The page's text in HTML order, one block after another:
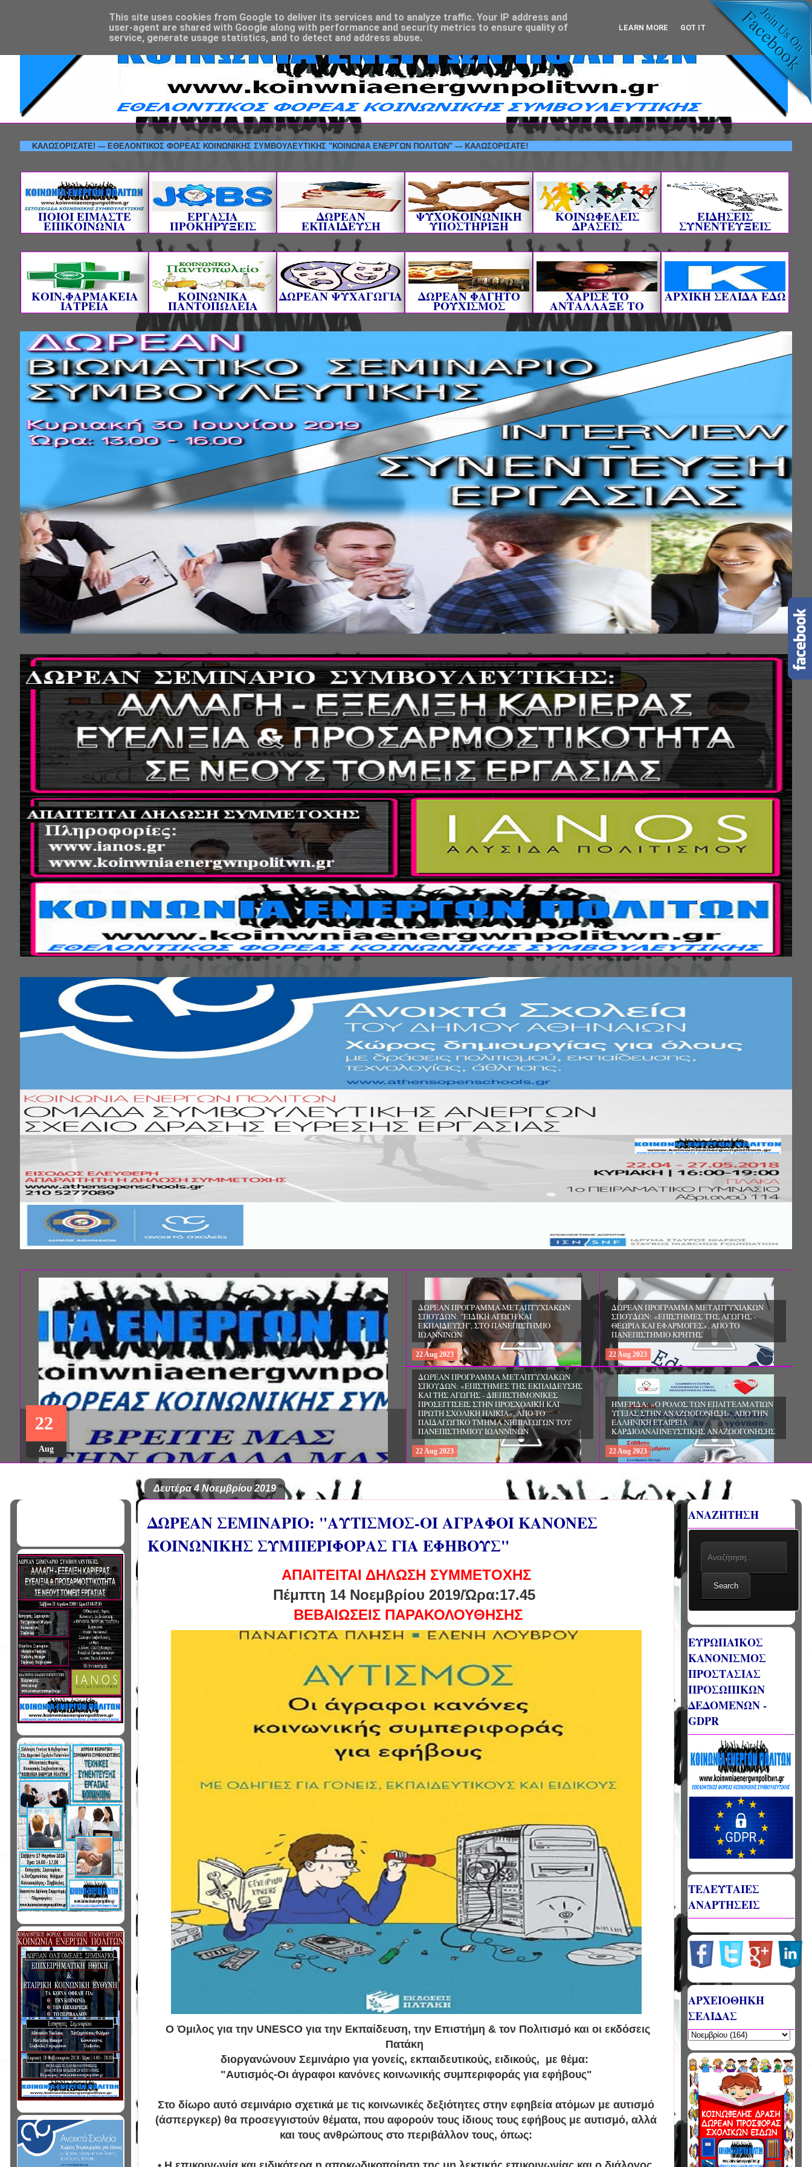
ΚΑΛΩΣΟΡΙΣΑΤΕ! --- ΕΘΕΛΟΝΤΙΚΟΣ ΦΟΡΕΑΣ ΚΟΙΝΩΝΙΚΗΣ ΣΥΜΒΟΥΛΕΥΤΙΚΗΣ "ΚΟΙΝΩΝΙΑ ΕΝΕΡΓΩΝ ΠΟΛΙΤΩΝ" --- ΚΑΛΩΣΟΡΙΣΑΤΕ!
ΠΟΙΟΙ ΕΙΜΑΣΤΕ
ΕΠΙΚΟΙΝΩΝΙΑ
ΕΡΓΑΣΙΑ
ΠΡΟΚΗΡΥΞΕΙΣ
ΔΩΡΕΑΝ
ΕΚΠΑΙΔΕΥΣΗ
ΨΥΧΟΚΟΙΝΩΝΙΚΗ
ΥΠΟΣΤΗΡΙΞΗ
ΚΟΙΝΩΦΕΛΕΙΣ
ΔΡΑΣΕΙΣ
ΕΙΔΗΣΕΙΣ
ΣΥΝΕΝΤΕΥΞΕΙΣ
ΚΟΙΝ.ΦΑΡΜΑΚΕΙΑ
ΙΑΤΡΕΙΑ
ΚΟΙΝΩΝΙΚΑ
ΠΑΝΤΟΠΩΛΕΙΑ
ΔΩΡΕΑΝ ΨΥΧΑΓΩΓΙΑ ΔΩΡΕΑΝ ΦΑΓΗΤΟ
ΡΟΥΧΙΣΜΟΣ
ΧΑΡΙΣΕ ΤΟ
ΑΝΤΑΛΛΑΞΕ ΤΟ
AΡΧΙΚΗ ΣΕΛΙΔΑ ΕΔΩ
ΣΠΟΥΔΩΝ: "ΕΙΔΙΚΗ ΑΓΩΓΗ ΚΑΙ ΕΚΠΑΙΔΕΥΣΗ",
ΣΤΟ ΠΑΝΕΠΙΣΤΗΜΙΟ ΙΩΑΝΝΙΝΩΝ
22
Aug
ΔΩΡΕΑΝ ΠΡΟΓΡΑΜΜΑ ΜΕΤΑΠΤΥΧΙΑΚΩΝ
ΣΠΟΥΔΩΝ: «ΕΠΙΣΤΗΜΕΣ ΤΗΣ ΑΓΩΓΗΣ -
ΘΕΩΡΙΑ ΚΑΙ ΕΦΑΡΜΟΓΕΣ», ΑΠΟ ΤΟ
ΠΑΝΕΠΙΣΤΗΜΙΟ ΚΡΗΤΗΣ
22Aug 2023
ΔΩΡΕΑΝ ΠΡΟΓΡΑΜΜΑ ΜΕΤΑΠΤΥΧΙΑΚΩΝ
ΣΠΟΥΔΩΝ: «ΕΠΙΣΤΗΜΕΣ ΤΗΣ ΕΚΠΑΙΔΕΥΣΗΣ
ΚΑΙ ΤΗΣ ΑΓΩΓΗΣ - ΔΙΕΠΙΣΤΗΜΟΝΙΚΕΣ
ΠΡΟΣΕΓΓΙΣΕΙΣ ΣΤΗΝ ΠΡΟΣΧΟΛΙΚΗ ΚΑΙ
ΠΡΩΤΗ ΣΧΟΛΙΚΗ ΗΛΙΚΙΑ», ΑΠΟ ΤΟ
ΠΑΙΔΑΓΩΓΙΚΟ ΤΜΗΜΑ ΝΗΠΙΑΓΩΓΩΝ ΤΟΥ
ΠΑΝΕΠΙΣΤΗΜΙΟΥ ΙΩΑΝΝΙΝΩΝ
22Aug 2023
ΗΜΕΡΙΔΑ: «Ο ΡΟΛΟΣ ΤΩΝ ΕΠΑΓΓΕΛΜΑΤΙΩΝ
ΥΓΕΙΑΣ ΣΤΗΝ ΑΝΑΖΩΟΓΟΝΗΣΗ», ΑΠΟ ΤΗΝ
ΕΛΛΗΝΙΚΗ ΕΤΑΙΡΕΙΑ
ΚΑΡΔΙΟΑΝΑΠΝΕΥΣΤΙΚΗΣ ΑΝΑΖΩΟΓΟΝΗΣΗΣ
22Aug 2023
ΔΩΡΕΑΝ ΠΡΟΓΡΑΜΜΑ ΜΕΤΑΠΤΥΧΙΑΚΩΝ
ΣΠΟΥΔΩΝ «ΔΗΜΟΣΙΑ ΥΓΕΙΑ ΚΑΙ ΠΟΛΙΤΙΚΗ
ΥΓΕΙΑΣ», ΑΠΟ ΤΟ ΤΜΗΜΑ ΙΑΤΡΙΚΗΣ ΤΟΥ ΑΠΘ
22Aug 2023
Δευτέρα 4 Νοεμβρίου 2019
ΔΩΡΕΑΝ ΣΕΜΙΝΑΡΙΟ: "ΑΥΤΙΣΜΟΣ-ΟΙ ΑΓΡΑΦΟΙ ΚΑΝΟΝΕΣ
ΚΟΙΝΩΝΙΚΗΣ ΣΥΜΠΕΡΙΦΟΡΑΣ ΓΙΑ ΕΦΗΒΟΥΣ"
ΑΠΑΙΤΕΙΤΑΙ ΔΗΛΩΣΗ ΣΥΜΜΕΤΟΧΗΣ
Πέμπτη 14 Νοεμβρίου 2019/Ώρα:17.45
ΒΕΒΑΙΩΣΕΙΣ ΠΑΡΑΚΟΛΟΥΘΗΣΗΣ
Ο Όμιλος για την UNESCO για την Εκπαίδευση, την Επιστήμη & τον Πολιτισμό και οι εκδόσεις
Πατάκη
διοργανώνουν Σεμινάριο για γονείς, εκπαιδευτικούς, ειδικούς, με θέμα:
"Αυτισμός-Οι άγραφοι κανόνες κοινωνικής συμπεριφοράς για εφήβους"
Στο δίωρο αυτό σεμινάριο σχετικά με τις κοινωνικές δεξιότητες στην εφηβεία ατόμων με αυτισμό
(άσπεργκερ) θα προσεγγιστούν θέματα, που αφορούν τους ίδιους τους εφήβους με αυτισμό, αλλά
και τους ανθρώπους στο περιβάλλον τους, όπως:
ΑΝΑΖΗΤΗΣΗ
Search
ΕΥΡΩΠΑΪΚΟΣ
ΚΑΝΟΝΙΣΜΟΣ
ΠΡΟΣΤΑΣΙΑΣ
ΠΡΟΣΩΠΙΚΩΝ
ΔΕΔΟΜΕΝΩΝ -
GDPR
ΤΕΛΕΥΤΑΙΕΣ
ΑΝΑΡΤΗΣΕΙΣ
ΑΡΧΕΙΟΘΗΚΗ
ΣΕΛΙΔΑΣ
This site uses cookies from Google to deliver its services and to analyze traffic. Your IP address and
user-agent are shared with Google along with performance and security metrics to ensure quality of
service, generate usage statistics, and to detect and address abuse.
LEARN MORE GOT IT